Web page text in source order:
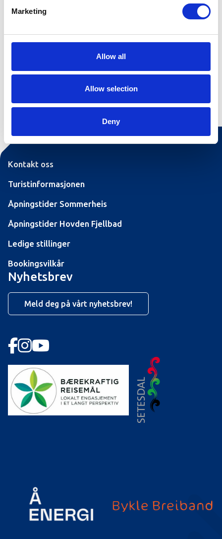
Marketing
Allow all
Allow selection
Deny
Anbefalt parkering rett nord for tunnelene. God,
skiltet parkering.
Byklestigen (følg skiltene).
Kontakt oss
Turistinformasjonen
Åpningstider Sommerheis
Åpningstider Hovden Fjellbad
Ledige stillinger
Bookingsvilkår
Nyhetsbrev
Meld deg på vårt nyhetsbrev!